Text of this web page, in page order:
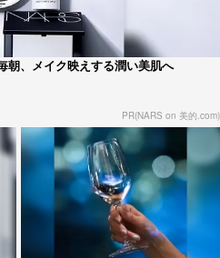
朝、メイク映えする潤い美肌へ
PR(NARS on 美的.com)